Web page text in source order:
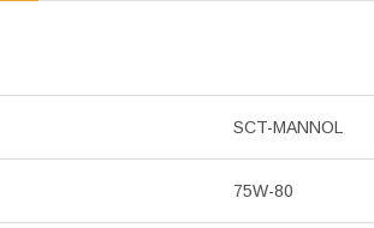
SCT-MANNOL
75W-80